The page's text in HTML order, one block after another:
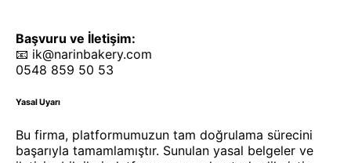
Başvuru ve İletişim:
📧 ik@narinbakery.com
0548 859 50 53
Yasal Uyarı
Bu firma, platformumuzun tam doğrulama sürecini
başarıyla tamamlamıştır. Sunulan yasal belgeler ve